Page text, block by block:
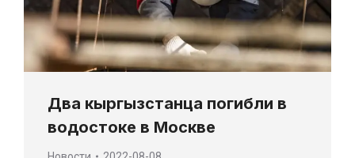
Два кыргызстанца погибли в
водостоке в Москве